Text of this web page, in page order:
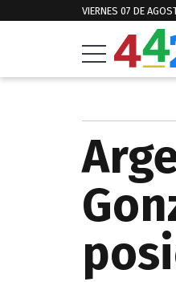
VIERNES 07 DE